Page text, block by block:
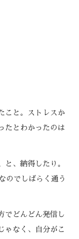
こと。ストレスか
たとわかったのは
と、納得したり。
のでしばらく通う
でどんどん発信し
ゃなく、自分がこ